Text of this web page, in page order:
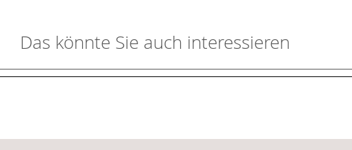
Das könnte Sie auch interessieren